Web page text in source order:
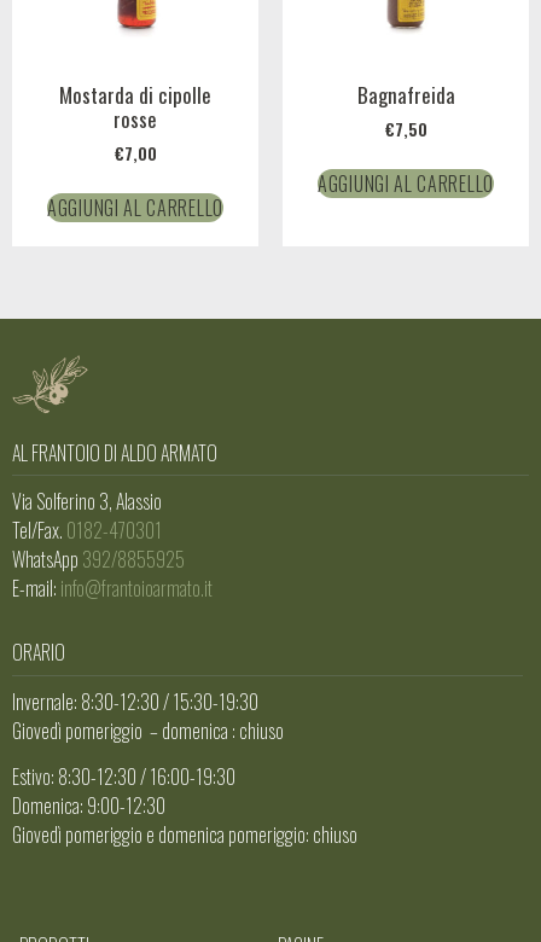
Mostarda di cipolle
rosse
€7,00
AGGIUNGI AL CARRELLO
Bagnafreida
€7,50
AGGIUNGI AL CARRELLO
AL FRANTOIO DI ALDO ARMATO
Via Solferino 3, Alassio
Tel/Fax. 0182-470301
WhatsApp 392/8855925
E-mail: info@frantoioarmato.it
ORARIO
Invernale: 8:30-12:30 / 15:30-19:30
Giovedì pomeriggio – domenica : chiuso
Estivo: 8:30-12:30 / 16:00-19:30
Domenica: 9:00-12:30
Giovedì pomeriggio e domenica pomeriggio: chiuso